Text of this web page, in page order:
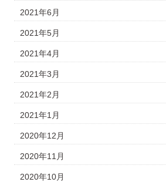
2021年6月
2021年5月
2021年4月
2021年3月
2021年2月
2021年1月
2020年12月
2020年11月
2020年10月